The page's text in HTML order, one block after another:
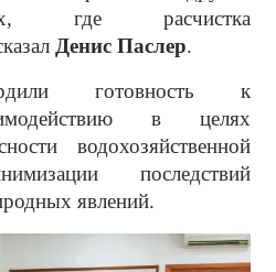
где расчистка
Денис Паслер.
готовность к
в целях
водохозяйственной
последствий
явлений.